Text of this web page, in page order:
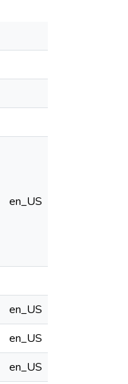
en_US
en_US
en_US
en_US